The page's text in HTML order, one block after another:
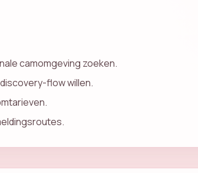
camomgeving zoeken.
flow willen.